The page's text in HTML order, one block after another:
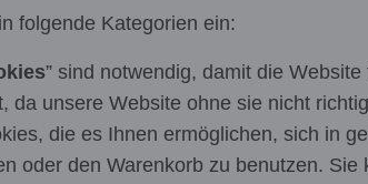
folgende Kategorien ein:
” sind notwendig, damit die
da unsere Website ohne sie nicht
die es Ihnen ermöglichen, sich in
oder den Warenkorb zu benutzen. Sie